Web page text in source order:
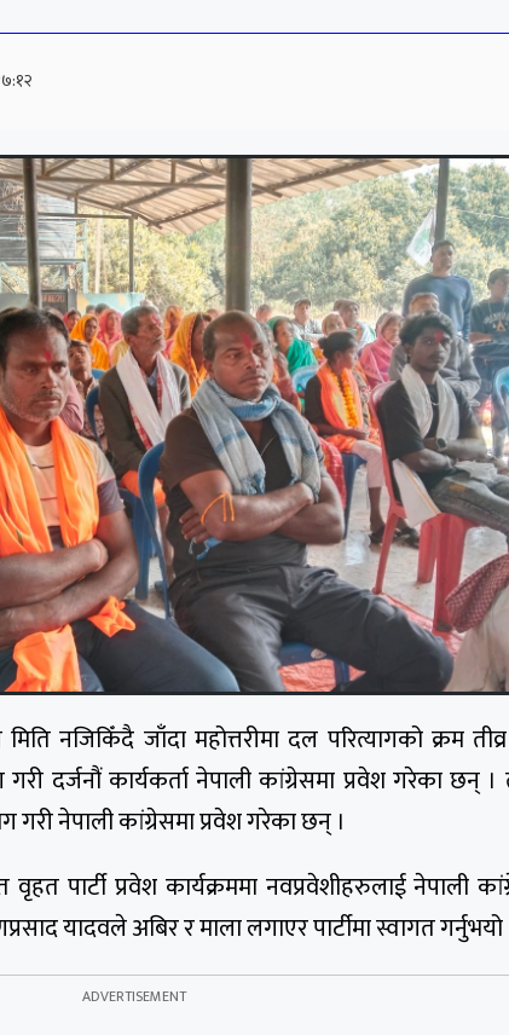
नजिकिँदै जाँदा महोत्तरीमा दल परित्यागको क्रम
दर्जनौं कार्यकर्ता नेपाली कांग्रेसमा प्रवेश गरेका छन्
गरी नेपाली कांग्रेसमा प्रवेश गरेका छन् ।
पार्टी प्रवेश कार्यक्रममा नवप्रवेशीहरुलाई नेपाली
यादवले अबिर र माला लगाएर पार्टीमा स्वागत गर्नुभयो